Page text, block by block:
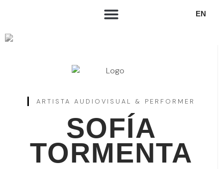
EN
ARTISTA AUDIOVISUAL & PERFORMER
SOFÍA
TORMENTA